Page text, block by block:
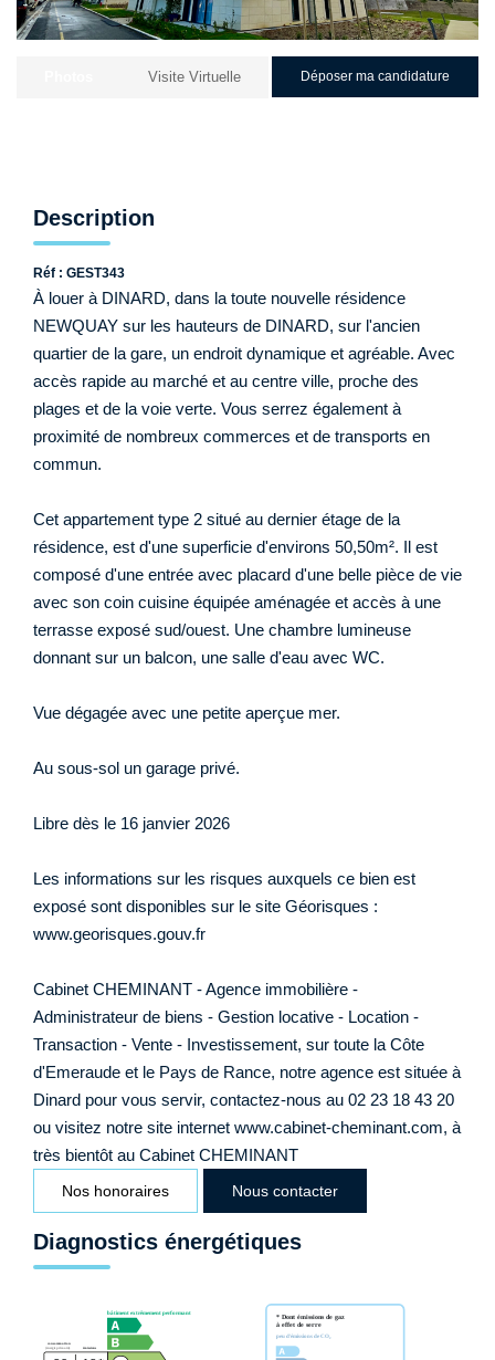
EXTRANET
CONTACT
Visite Virtuelle Déposer ma candidature
Description
Réf : GEST343
À louer à DINARD, dans la toute nouvelle résidence
NEWQUAY sur les hauteurs de DINARD, sur l'ancien
quartier de la gare, un endroit dynamique et agréable. Avec
accès rapide au marché et au centre ville, proche des
plages et de la voie verte. Vous serrez également à
proximité de nombreux commerces et de transports en
commun.
Cet appartement type 2 situé au dernier étage de la
résidence, est d'une superficie d'environs 50,50m². Il est
composé d'une entrée avec placard d'une belle pièce de vie
avec son coin cuisine équipée aménagée et accès à une
terrasse exposé sud/ouest. Une chambre lumineuse
donnant sur un balcon, une salle d'eau avec WC.
Vue dégagée avec une petite aperçue mer.
Au sous-sol un garage privé.
Libre dès le 16 janvier 2026
Les informations sur les risques auxquels ce bien est
exposé sont disponibles sur le site Géorisques :
www.georisques.gouv.fr
Cabinet CHEMINANT - Agence immobilière -
Administrateur de biens - Gestion locative - Location -
Transaction - Vente - Investissement, sur toute la Côte
d'Emeraude et le Pays de Rance, notre agence est située à
Dinard pour vous servir, contactez-nous au 02 23 18 43 20
ou visitez notre site internet www.cabinet-cheminant.com, à
très bientôt au Cabinet CHEMINANT
Nos honoraires Nous contacter
Diagnostics énergétiques